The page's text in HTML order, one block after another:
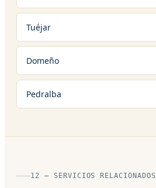
Tuéjar
Domeño
Pedralba
12 — SERVICIOS RELACIONADOS